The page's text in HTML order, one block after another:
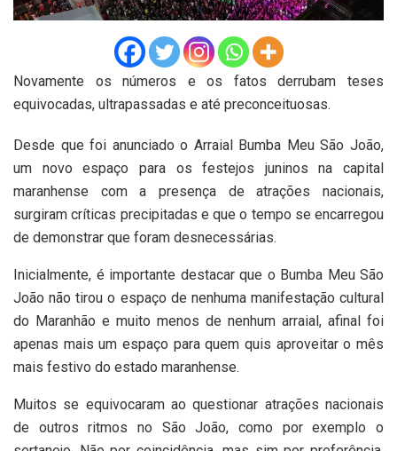
Novamente os números e os fatos derrubam teses
equivocadas, ultrapassadas e até preconceituosas.
Desde que foi anunciado o Arraial Bumba Meu São João,
um novo espaço para os festejos juninos na capital
maranhense com a presença de atrações nacionais,
surgiram críticas precipitadas e que o tempo se encarregou
de demonstrar que foram desnecessárias.
Inicialmente, é importante destacar que o Bumba Meu São
João não tirou o espaço de nenhuma manifestação cultural
do Maranhão e muito menos de nenhum arraial, afinal foi
apenas mais um espaço para quem quis aproveitar o mês
mais festivo do estado maranhense.
Muitos se equivocaram ao questionar atrações nacionais
de outros ritmos no São João, como por exemplo o